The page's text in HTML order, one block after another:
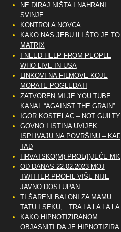
NE DIRAJ NIŠTA I NAHRANI
SVINJE
KONTROLA NOVCA
KAKO NAS JEBU ILI ŠTO JE TO
MATRIX
I NEED HELP FROM PEOPLE
WHO LIVE IN USA
LINKOVI NA FILMOVE KOJE
MORATE POGLEDATI
ZATVOREN MI JE YOU TUBE
KANAL “AGAINST THE GRAIN”
IGOR KOSTELAC – NOT GUILTY
GOVNO I ISTINA UVIJEK
ISPLIVAJU NA POVRŠINU – KAD
TAD
HRVATSKO(M) PROL(I)JEĆE MIG
OD DANAS 22.02.2023 MOJ
TWITTER PROFIL VIŠE NIJE
JAVNO DOSTUPAN
TI ŠARENI BALONI ZA MAMU
TATU I SEKU,.. TRA LA LA LA LA
KAKO HIPNOTIZIRANOM
OBJASNITI DA JE HIPNOTIZIRAN